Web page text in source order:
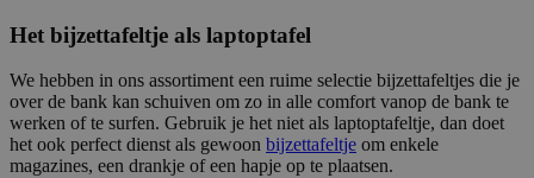
Het bijzettafeltje als laptoptafel
We hebben in ons assortiment een ruime selectie bijzettafeltjes die je
over de bank kan schuiven om zo in alle comfort vanop de bank te
werken of te surfen. Gebruik je het niet als laptoptafeltje, dan doet
het ook perfect dienst als gewoon bijzettafeltje om enkele
magazines, een drankje of een hapje op te plaatsen.